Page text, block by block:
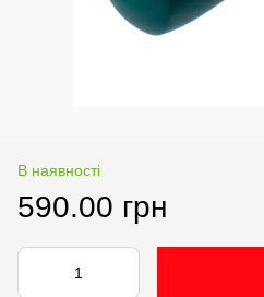
В наявності
590.00 грн